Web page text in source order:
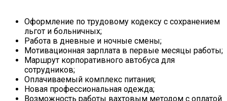
Оформление по трудовому кодексу с сохранением
льгот и больничных;
Работа в дневные и ночные смены;
Мотивационная зарплата в первые месяцы работы;
Маршрут корпоративного автобуса для
сотрудников;
Оплачиваемый комплекс питания;
Новая профессиональная одежда;
Возможность работы вахтовым методом с оплатой